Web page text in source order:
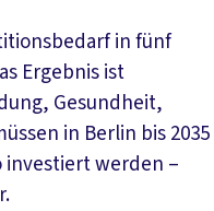
in fünf
Ergebnis ist
Gesundheit,
in Berlin bis 2035
investiert werden –